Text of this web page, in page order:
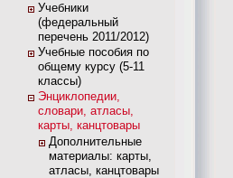
Учебники
(федеральный
перечень 2011/2012)
Учебные пособия по
общему курсу (5-11
классы)
Энциклопедии,
словари, атласы,
карты, канцтовары
Дополнительные
материалы: карты,
атласы, канцтовары